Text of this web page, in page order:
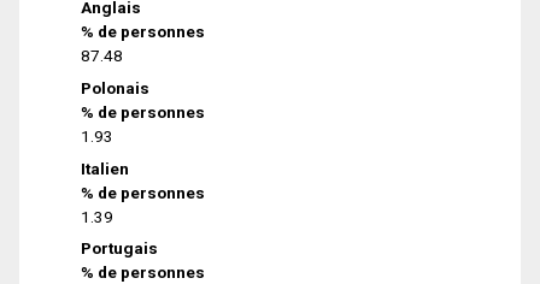
Anglais
% de personnes
87.48
Polonais
% de personnes
1.93
Italien
% de personnes
1.39
Portugais
% de personnes